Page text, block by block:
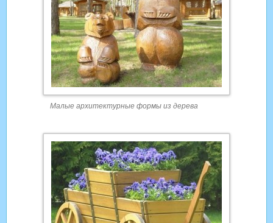
Малые архитектурные формы из дерева